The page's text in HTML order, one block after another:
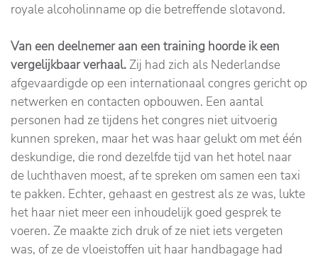
royale alcoholinname op die betreffende slotavond.
Van een deelnemer aan een training hoorde ik een
vergelijkbaar verhaal.Zij had zich als Nederlandse
afgevaardigde op een internationaal congres gericht op
netwerken en contacten opbouwen. Een aantal
personen had ze tijdens het congres niet uitvoerig
kunnen spreken, maar het was haar gelukt om met één
deskundige, die rond dezelfde tijd van het hotel naar
de luchthaven moest, af te spreken om samen een taxi
te pakken. Echter, gehaast en gestrest als ze was, lukte
het haar niet meer een inhoudelijk goed gesprek te
voeren. Ze maakte zich druk of ze niet iets vergeten
was, of ze de vloeistoffen uit haar handbagage had